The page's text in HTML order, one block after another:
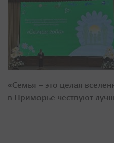
«Семья – это целая
в Приморье чествуют